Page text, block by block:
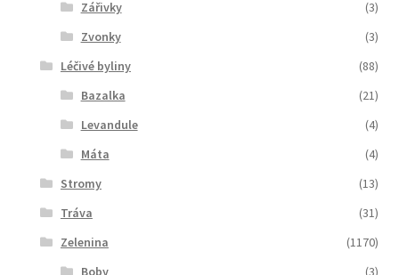
Zářivky
(3)
Zvonky
(3)
Léčivé byliny
(88)
Bazalka
(21)
Levandule
(4)
Máta
(4)
Stromy
(13)
Tráva
(31)
Zelenina
(1170)
Boby
(3)